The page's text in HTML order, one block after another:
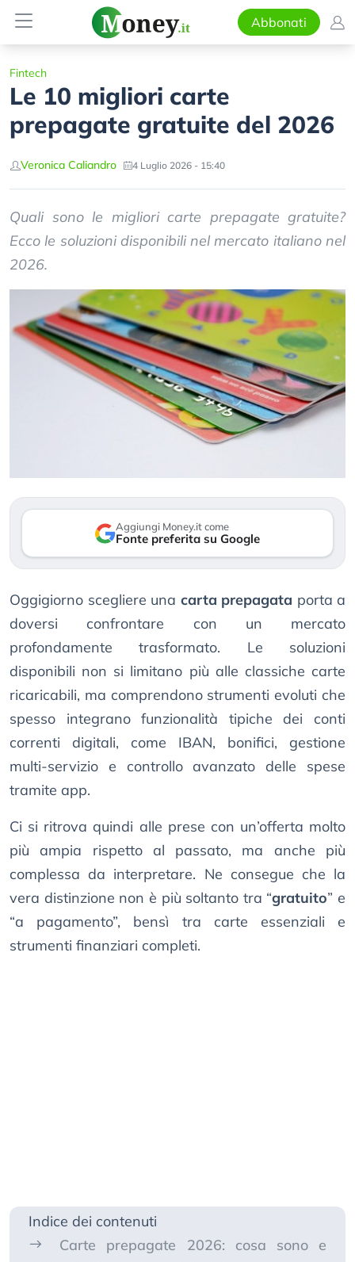
Abbonati
Fintech
Le 10 migliori carte
prepagate gratuite del 2026
Veronica Caliandro 4 Luglio 2026 - 15:40
Quali sono le migliori carte prepagate gratuite?
Ecco le soluzioni disponibili nel mercato italiano nel
2026.
Aggiungi Money.it come
Fonte preferita su Google
Oggigiorno scegliere una carta prepagata porta a
doversi confrontare con un mercato
profondamente trasformato. Le soluzioni
disponibili non si limitano più alle classiche carte
ricaricabili, ma comprendono strumenti evoluti che
spesso integrano funzionalità tipiche dei conti
correnti digitali, come IBAN, bonifici, gestione
multi-servizio e controllo avanzato delle spese
tramite app.
Ci si ritrova quindi alle prese con un’offerta molto
più ampia rispetto al passato, ma anche più
complessa da interpretare. Ne consegue che la
vera distinzione non è più soltanto tra “gratuito” e
“a pagamento”, bensì tra carte essenziali e
strumenti finanziari completi.
Indice dei contenuti
Carte prepagate 2026: cosa sono e